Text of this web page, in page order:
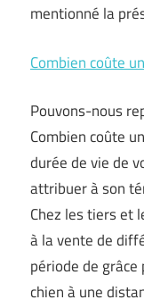
mentionné la
Combien coûte
Pouvons-nous
Combien coûte
durée de vie de
attribuer à son
Chez les tiers et
à la vente de
période de grâce
chien à une